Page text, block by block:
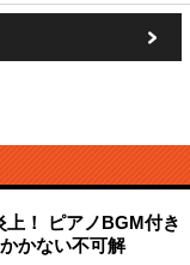
上！ ピアノBGM付き
かない不可解